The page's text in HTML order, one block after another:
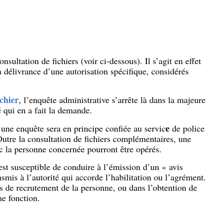
de fichiers (voir ci-dessous). Il s’agit en effet
d’une autorisation spécifique, considérés
, l’enquête administrative s’arrête là dans la majeure
en a fait la demande.
enquête sera en principe confiée au servicede police
la consultation de fichiers complémentaires, une
personne concernée pourront être opérés.
susceptible de conduire à l’émission d’un « avis
à l’autorité qui accorde l’habilitation ou l’agrément.
recrutement de la personne, ou dans l’obtention de
fonction.